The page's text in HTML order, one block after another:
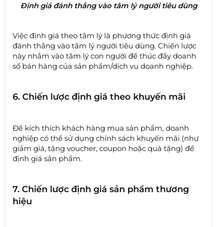
Định giá đánh thẳng vào tâm lý người tiêu dùng
Việc định giá theo tâm lý là phương thức định giá
đánh thẳng vào tâm lý người tiêu dùng. Chiến lược
này nhắm vào tâm lý con người để thúc đẩy doanh
số bán hàng của sản phẩm/dịch vụ doanh nghiệp.
6. Chiến lược định giá theo khuyến mãi
Để kích thích khách hàng mua sản phẩm, doanh
nghiệp có thể sử dụng chính sách khuyến mãi (như
giảm giá, tặng voucher, coupon hoặc quà tặng) để
định giá sản phẩm.
7. Chiến lược định giá sản phẩm thương
hiệu